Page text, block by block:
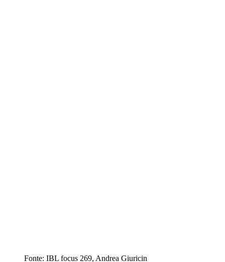
Fonte: IBL focus 269, Andrea Giuricin